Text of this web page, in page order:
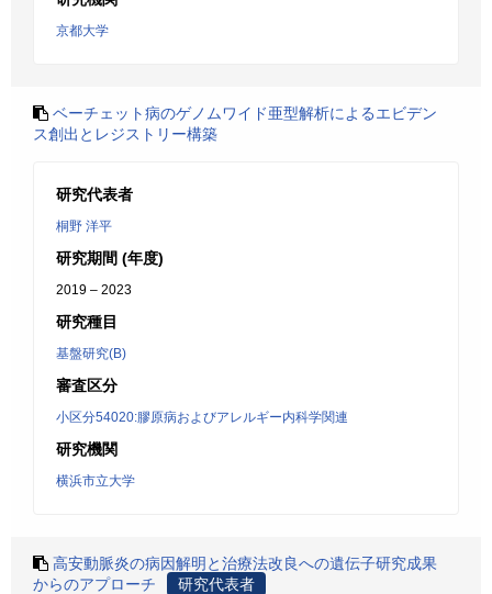
京都大学
ベーチェット病のゲノムワイド亜型解析によるエビデン
ス創出とレジストリー構築
研究代表者
桐野 洋平
研究期間 (年度)
2019 – 2023
研究種目
基盤研究(B)
審査区分
小区分54020:膠原病およびアレルギー内科学関連
研究機関
横浜市立大学
高安動脈炎の病因解明と治療法改良への遺伝子研究成果
からのアプローチ
研究代表者